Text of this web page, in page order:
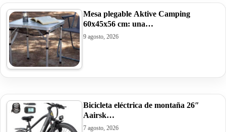
Mesa plegable Aktive Camping
60x45x56 cm: una…
9 agosto, 2026
Bicicleta eléctrica de montaña 26″
Aairsk…
7 agosto, 2026